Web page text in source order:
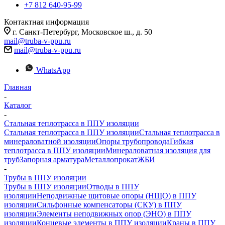
+7 812 640-95-99
Контактная информация
г. Санкт-Петербург, Московское ш., д. 50
mail@truba-v-ppu.ru
mail@truba-v-ppu.ru
WhatsApp
Главная
-
Каталог
-
Стальная теплотрасса в ППУ изоляции
Стальная теплотрасса в ППУ изоляцииСтальная теплотрасса в
минераловатной изоляцииОпоры трубопроводаГибкая
теплотрасса в ППУ изоляцииМинераловатная изоляция для
трубЗапорная арматураМеталлопрокатЖБИ
-
Трубы в ППУ изоляции
Трубы в ППУ изоляцииОтводы в ППУ
изоляцииНеподвижные щитовые опоры (НЩО) в ППУ
изоляцииCильфонные компенсаторы (СКУ) в ППУ
изоляцииЭлементы неподвижных опор (ЭНО) в ППУ
изоляцииКонцевые элементы в ППУ изоляцииКраны в ППУ